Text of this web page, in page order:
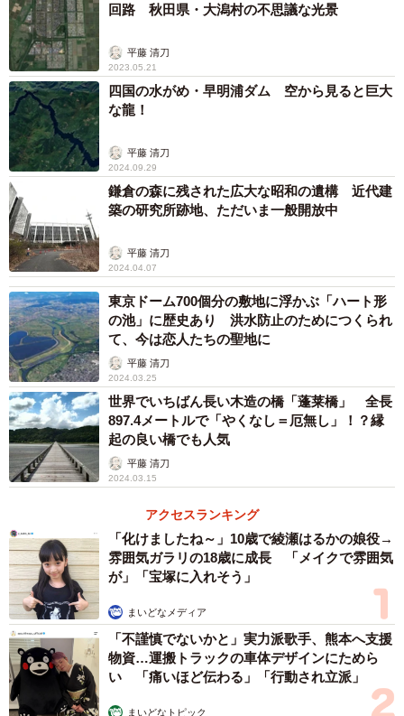
その八郎潟を干拓してできた大地が、現在の大潟村であ
る。
回路 秋田県・大潟村の不思議な光景
平藤 清刀
2023.05.21
四国の水がめ・早明浦ダム 空から見ると巨大
な龍！
平藤 清刀
2024.09.29
鎌倉の森に残された広大な昭和の遺構 近代建
築の研究所跡地、ただいま一般開放中
平藤 清刀
2024.04.07
東京ドーム700個分の敷地に浮かぶ「ハート形
の池」に歴史あり 洪水防止のためにつくられ
て、今は恋人たちの聖地に
平藤 清刀
2024.03.25
世界でいちばん長い木造の橋「蓬莱橋」 全長
897.4メートルで「やくなし＝厄無し」！？縁
起の良い橋でも人気
平藤 清刀
2024.03.15
アクセスランキング
「化けましたね～」10歳で綾瀬はるかの娘役→
雰囲気ガラリの18歳に成長 「メイクで雰囲気
が」「宝塚に入れそう」
まいどなメディア
「不謹慎でないかと」実力派歌手、熊本へ支援
物資…運搬トラックの車体デザインにためら
い 「痛いほど伝わる」「行動され立派」
まいどなトピック